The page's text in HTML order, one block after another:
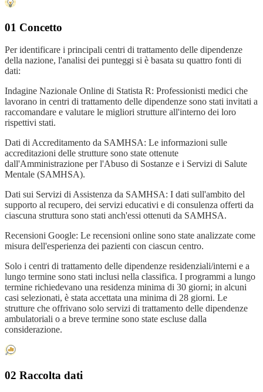
01 Concetto
Per identificare i principali centri di trattamento delle dipendenze
della nazione, l'analisi dei punteggi si è basata su quattro fonti di
dati:
Indagine Nazionale Online di Statista R: Professionisti medici che
lavorano in centri di trattamento delle dipendenze sono stati invitati a
raccomandare e valutare le migliori strutture all'interno dei loro
rispettivi stati.
Dati di Accreditamento da SAMHSA: Le informazioni sulle
accreditazioni delle strutture sono state ottenute
dall'Amministrazione per l'Abuso di Sostanze e i Servizi di Salute
Mentale (SAMHSA).
Dati sui Servizi di Assistenza da SAMHSA: I dati sull'ambito del
supporto al recupero, dei servizi educativi e di consulenza offerti da
ciascuna struttura sono stati anch'essi ottenuti da SAMHSA.
Recensioni Google: Le recensioni online sono state analizzate come
misura dell'esperienza dei pazienti con ciascun centro.
Solo i centri di trattamento delle dipendenze residenziali/interni e a
lungo termine sono stati inclusi nella classifica. I programmi a lungo
termine richiedevano una residenza minima di 30 giorni; in alcuni
casi selezionati, è stata accettata una minima di 28 giorni. Le
strutture che offrivano solo servizi di trattamento delle dipendenze
ambulatoriali o a breve termine sono state escluse dalla
considerazione.
02 Raccolta dati